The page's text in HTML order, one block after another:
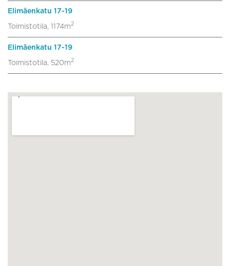
Elimäenkatu 17-19
Toimistotila, 1174m2
Elimäenkatu 17-19
Toimistotila, 520m2